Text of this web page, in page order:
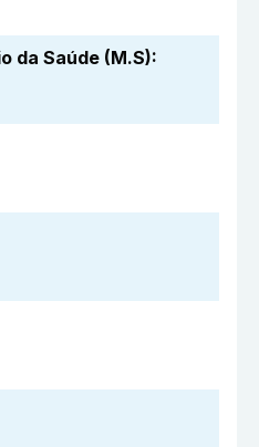
da Saúde (M.S):